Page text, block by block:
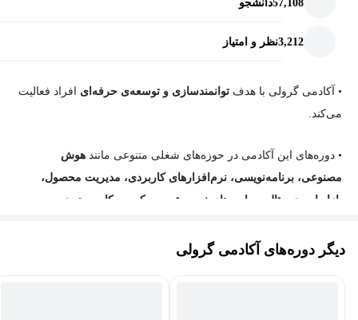
57,108دانشجو
3,212نظر و امتیاز
• آکادمی گرولی با هدف توانمندسازی و توسعه‌ی حرفه‌ای افراد فعالیت
می‌کند.
• دوره‌های این آکادمی در حوزه‌های شغلی متنوعی مانند هوش
مصنوعی، برنامه‌نویسی، نرم‌افزارهای کاربردی، مدیریت محصول،
بازاریابی دیجیتال، مهارت‌های نرم
توسعه کسب‌وکار
دسته‌بندی
دیگر دوره‌های آکادمی گرولی